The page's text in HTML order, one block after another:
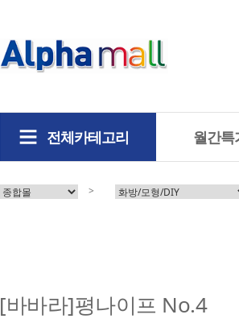
전체카테고리 월간특
>
[바바라]평나이프 No.4